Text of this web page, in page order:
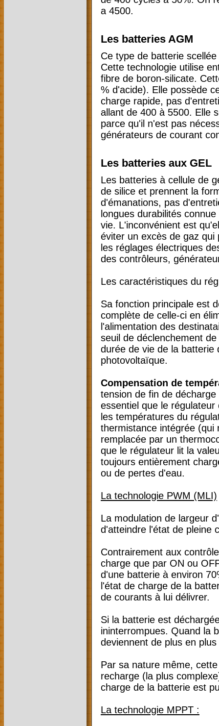
a 4500.
Les batteries AGM
Ce type de batterie
Cette technologie utilise
fibre de boron-silicate.
% d'acide). Elle possède
charge rapide, pas
allant de 400 à 5500. Elle
parce qu'il n'est pas
générateurs de courant
Les batteries aux GEL
Les batteries à cellule de
de silice et prennent la
d'émanations, pas
longues durabilités
vie. L'inconvénient est
éviter un excès de gaz qui
les réglages électriques
des contrôleurs,
Les caractéristiques du
Sa fonction principale est
complète de celle-ci en
l'alimentation des
seuil de déclenchement
durée de vie de la batterie
photovoltaïque.
Compensation de
tension de fin de
essentiel que le
les températures du
thermistance intégrée
remplacée par un
que le régulateur lit la
toujours entièrement
ou de pertes d'eau.
La technologie PWM (MLI)
La modulation de largeur
d'atteindre l'état de pleine
Contrairement aux
charge que par ON ou
d'une batterie à environ
l'état de charge de la
de courants à lui délivrer.
Si la batterie est
ininterrompues. Quand la
deviennent de plus en
Par sa nature même,
recharge (la plus
charge de la batterie est
La technologie MPPT :